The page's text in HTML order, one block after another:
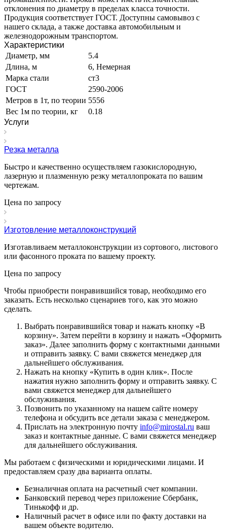
отклонения по диаметру в пределах класса точности.
Продукция соответствует ГОСТ. Доступны самовывоз с
нашего склада, а также доставка автомобильным и
железнодорожным транспортом.
Характеристики
Диаметр, мм
5.4
Длина, м
6, Немерная
Марка стали
ст3
ГОСТ
2590-2006
Метров в 1т, по теории 5556
Вес 1м по теории, кг
0.18
Услуги
Резка металла
Быстро и качественно осуществляем газокислородную,
лазерную и плазменную резку металлопроката по вашим
чертежам.
Цена по запросу
Изготовление металлоконструкций
Изготавливаем металлоконструкции из сортового, листового
или фасонного проката по вашему проекту.
Цена по запросу
Чтобы приобрести понравившийся товар, необходимо его
заказать. Есть несколько сценариев того, как это можно
сделать.
Выбрать понравившийся товар и нажать кнопку «В
корзину». Затем перейти в корзину и нажать «Оформить
заказ». Далее заполнить форму с контактными данными
и отправить заявку. С вами свяжется менеджер для
дальнейшего обслуживания.
Нажать на кнопку «Купить в один клик». После
нажатия нужно заполнить форму и отправить заявку. С
вами свяжется менеджер для дальнейшего
обслуживания.
Позвонить по указанному на нашем сайте номеру
телефона и обсудить все детали заказа с менеджером.
Прислать на электронную почту info@mirostal.ru ваш
заказ и контактные данные. С вами свяжется менеджер
для дальнейшего обслуживания.
Мы работаем с физическими и юридическими лицами. И
предоставляем сразу два варианта оплаты.
Безналичная оплата на расчетный счет компании.
Банковский перевод через приложение Сбербанк,
Тинькофф и др.
Наличный расчет в офисе или по факту доставки на
вашем объекте водителю.